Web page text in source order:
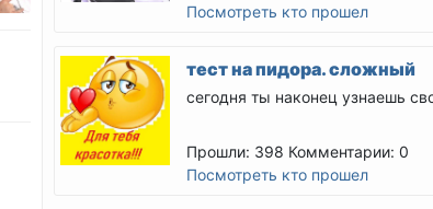
Посмотреть кто прошел
тест на пидора. сложный
сегодня ты наконец узнаешь
Прошли: 398 Комментарии: 0
Посмотреть кто прошел